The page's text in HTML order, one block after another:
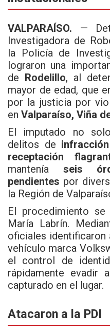
k
p
VALPARAÍSO. —
Investigadora de
la Policía de
lograron una
de Rodelillo, al
mayor de edad, que
por la justicia por
en Valparaíso, Viña
El imputado no
delitos de
receptación
mantenía seis
pendientes por
la Región de
El procedimiento
María Labrín.
oficiales identificaron
vehículo marca
el control de
rápidamente evadir
capturado en el lugar.
Atacaron a la PDI